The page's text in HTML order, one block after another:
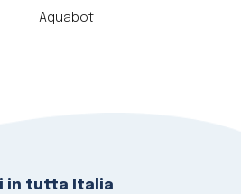
Aquabot
in tutta Italia